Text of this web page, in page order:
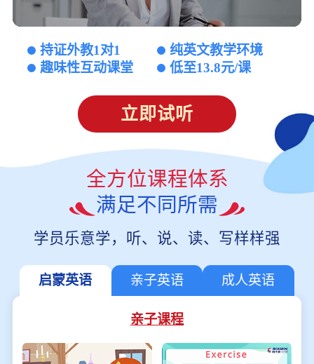
持证外教1对1
纯英文教学环境
趣味性互动课堂
低至13.8元/课
立即试听
全方位课程体系
满足不同所需
学员乐意学，听、说、读、写样样强
启蒙英语 亲子英语 成人英语
亲子课程